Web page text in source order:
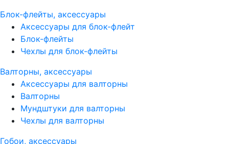
Блок-флейты, аксессуары
Аксессуары для блок-флейт
Блок-флейты
Чехлы для блок-флейты
Валторны, аксессуары
Аксессуары для валторны
Валторны
Мундштуки для валторны
Чехлы для валторны
Гобои, аксессуары